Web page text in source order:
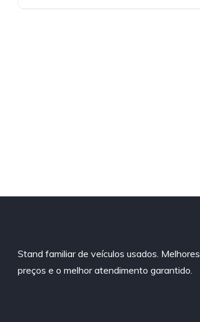
Stand familiar de veículos usados. Melhores
preços e o melhor atendimento garantido.